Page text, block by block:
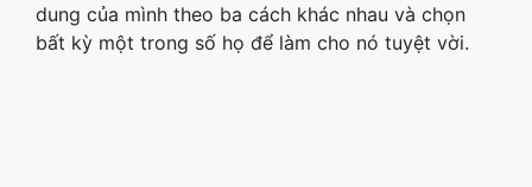
dung của mình theo ba cách khác nhau và chọn
bất kỳ một trong số họ để làm cho nó tuyệt vời.